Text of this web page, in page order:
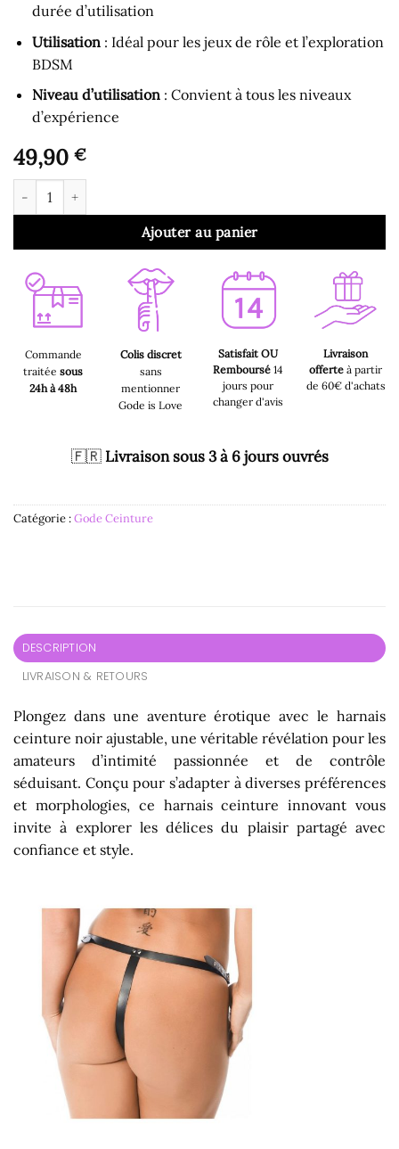
durée d’utilisation
Utilisation: Idéal pour les jeux de rôle et l’exploration
BDSM
Niveau d’utilisation: Convient à tous les niveaux
d’expérience
49,90 €
quantité de Gode Ceinture - Harnais sur Gode en Silicone
Ajouter au panier
Commande
traitée sous
24h à 48h
Colis discret
sans
mentionner
Gode is Love
Satisfait OU
Remboursé14
jours pour
changer d'avis
Livraison
offerte à partir
de 60€ d'achats
🇫🇷 Livraison sous 3 à 6 jours ouvrés
Catégorie :Gode Ceinture
DESCRIPTION
LIVRAISON & RETOURS
Plongez dans une aventure érotique avec le harnais
ceinture noir ajustable, une véritable révélation pour les
amateurs d’intimité passionnée et de contrôle
séduisant. Conçu pour s’adapter à diverses préférences
et morphologies, ce harnais ceinture innovant vous
invite à explorer les délices du plaisir partagé avec
confiance et style.